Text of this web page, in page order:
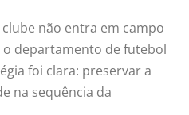
não entra em campo
o departamento de futebol
foi clara: preservar a
na sequência da